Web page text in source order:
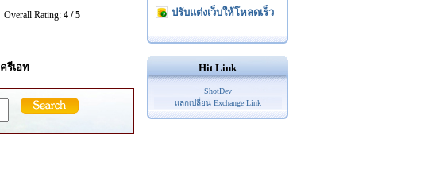
Overall Rating: 4 / 5
รีเอท
ปรับแต่งเว็บให้โหลดเร็ว
Hit Link
ShotDev
แลกเปลี่ยน Exchange Link